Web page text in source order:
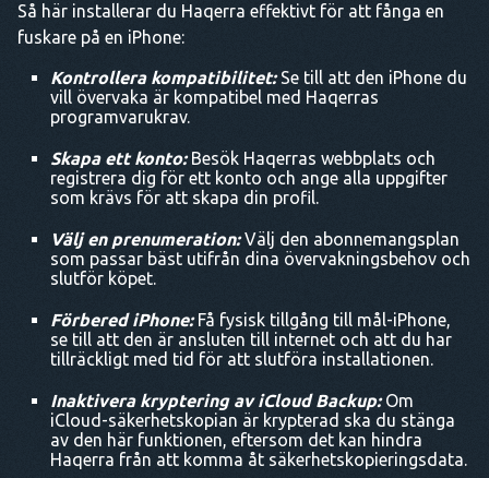
Så här installerar du Haqerra effektivt för att fånga en
fuskare på en iPhone:
Kontrollera kompatibilitet:Se till att den iPhone du
vill övervaka är kompatibel med Haqerras
programvarukrav.
Skapa ett konto:Besök Haqerras webbplats och
registrera dig för ett konto och ange alla uppgifter
som krävs för att skapa din profil.
Välj en prenumeration:Välj den abonnemangsplan
som passar bäst utifrån dina övervakningsbehov och
slutför köpet.
Förbered iPhone:Få fysisk tillgång till mål-iPhone,
se till att den är ansluten till internet och att du har
tillräckligt med tid för att slutföra installationen.
Inaktivera kryptering av iCloud Backup:Om
iCloud-säkerhetskopian är krypterad ska du stänga
av den här funktionen, eftersom det kan hindra
Haqerra från att komma åt säkerhetskopieringsdata.